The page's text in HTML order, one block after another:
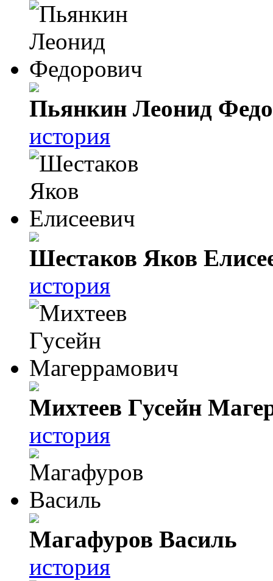
Пьянкин Леонид
история
Шестаков Яков
история
Михтеев Гусейн
история
Магафуров Василь
история